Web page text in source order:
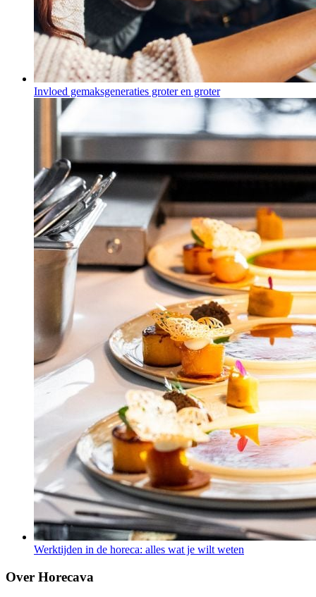
Invloed gemaksgeneraties groter en groter
Werktijden in de horeca: alles wat je wilt weten
Over Horecava